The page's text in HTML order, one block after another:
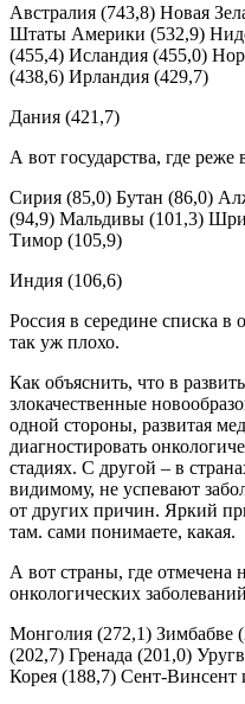
Австралия (743,8) Новая
Штаты Америки (532,9)
(455,4) Исландия (455,0)
(438,6) Ирландия (429,7)
Дания (421,7)
А вот государства, где реже
Сирия (85,0) Бутан (86,0)
(94,9) Мальдивы (101,3)
Тимор (105,9)
Индия (106,6)
Россия в середине списка в
так уж плохо.
Как объяснить, что в
злокачественные
одной стороны, развитая
диагностировать
стадиях. С другой – в
видимому, не успевают
от других причин. Яркий
там. сами понимаете, какая.
А вот страны, где отмечена
онкологических
Монголия (272,1) Зимбабве
(202,7) Гренада (201,0)
Корея (188,7) Сент-Винсент